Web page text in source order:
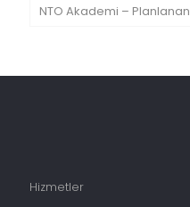
NTO Akademi – Planlanan
Hizmetler